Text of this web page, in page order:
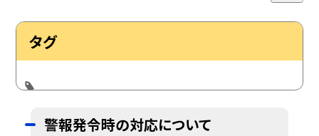
タグ
警報発令時の対応について